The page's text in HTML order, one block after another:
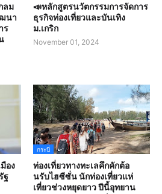
ลม
นา
ร
📣หลักสูตรนวัตกรรมการจัดการ
ธุรกิจท่องเที่ยวและบันเทิง
ม.เกริก
November 01, 2024
อง
ฐ
กระบี่
ท่องเที่ยวทางทะเลคึกคักต้อ
นรับไฮซีซั่น นักท่องเที่ยวแห่
เที่ยวช่วงหยุดยาว ปีนี้อุทยาน